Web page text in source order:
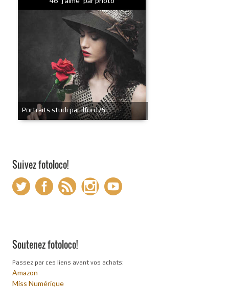
Portraits studi par ilford75
Suivez fotoloco!
Soutenez fotoloco!
Passez par ces liens avant vos achats:
Amazon
Miss Numérique